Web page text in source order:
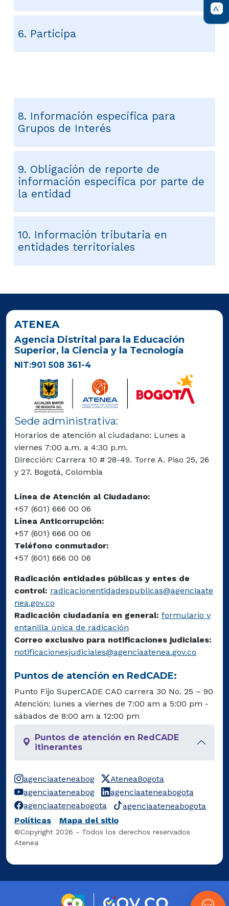
6. Participa
8. Información específica para
Grupos de Interés
9. Obligación de reporte de
información específica por parte de
la entidad
10. Información tributaria en
entidades territoriales
ATENEA
Agencia Distrital para la Educación
Superior, la Ciencia y la Tecnología
NIT:901 508 361-4
Sede administrativa:
Horarios de atención al ciudadano: Lunes a
viernes 7:00 a.m. a 4:30 p.m.
Dirección: Carrera 10 # 28-49. Torre A. Piso 25, 26
y 27. Bogotá, Colombia
Línea de Atención al Ciudadano:
+57 (601) 666 00 06
Línea Anticorrupción:
+57 (601) 666 00 06
Teléfono conmutador:
+57 (601) 666 00 06
Radicación entidades públicas y entes de
control: radicacionentidadespublicas@agenciaate
nea.gov.co
Radicación ciudadanía en general: formulario v
entanilla única de radicación
Correo exclusivo para notificaciones judiciales:
notificacionesjudiciales@agenciaatenea.gov.co
Puntos de atención en RedCADE:
Punto Fijo SuperCADE CAD carrera 30 No. 25 – 90
Atención: lunes a viernes de 7:00 am a 5:00 pm -
sábados de 8:00 am a 12:00 pm
Puntos de atención en RedCADE
itinerantes
agenciaateneabog
AteneaBogota
agenciaateneabog
agenciaateneabogota
agenciaateneabogota
agenciaateneabogota
Políticas
Mapa del sitio
©Copyright 2026 - Todos los derechos reservados
Atenea
Logo marca Colombia Logo